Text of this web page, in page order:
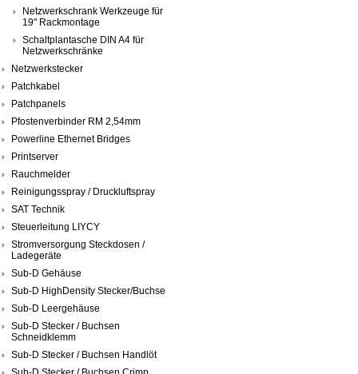
Netzwerkschrank Werkzeuge für
19" Rackmontage
Schaltplantasche DIN A4 für
Netzwerkschränke
Netzwerkstecker
Patchkabel
Patchpanels
Pfostenverbinder RM 2,54mm
Powerline Ethernet Bridges
Printserver
Rauchmelder
Reinigungsspray / Druckluftspray
SAT Technik
Steuerleitung LIYCY
Stromversorgung Steckdosen /
Ladegeräte
Sub-D Gehäuse
Sub-D HighDensity Stecker/Buchse
Sub-D Leergehäuse
Sub-D Stecker / Buchsen
Schneidklemm
Sub-D Stecker / Buchsen Handlöt